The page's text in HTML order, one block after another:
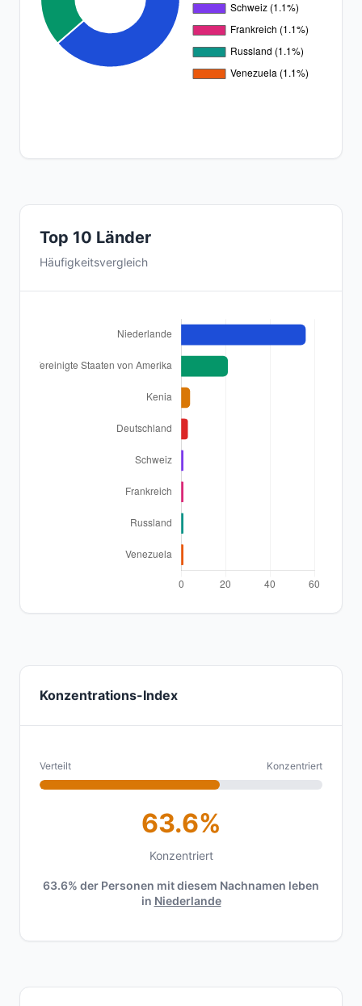
Top 10 Länder
Häufigkeitsvergleich
Konzentrations-Index
Verteilt Konzentriert
63.6%
Konzentriert
63.6% der Personen mit diesem Nachnamen leben
in Niederlande